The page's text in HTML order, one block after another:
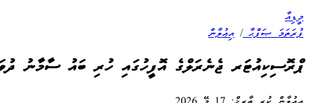
މީޑިއާ
ފުރަތަމަ ޞަފްޙާ/ އިޢުލާން
ޕްރޮސިކިއުޓަރ ޖެނެރަލްގެ އޮފީހުގައި ހުރި ބައު ސާމާނު